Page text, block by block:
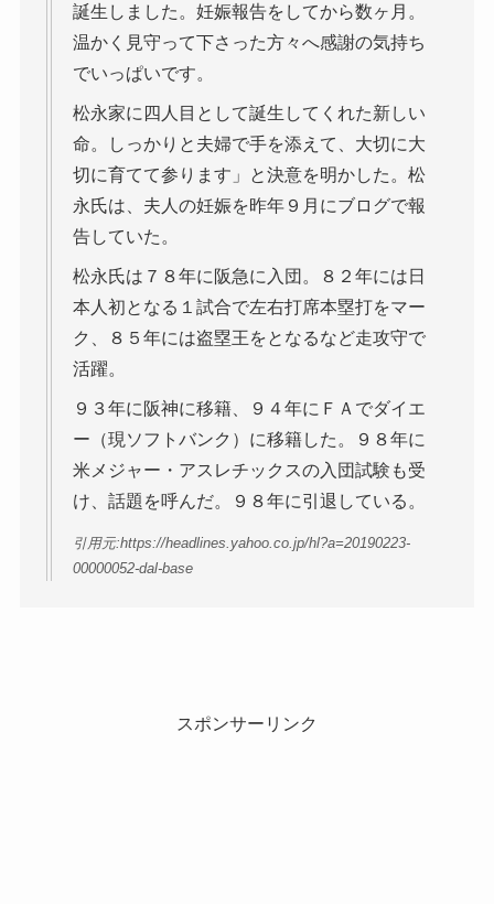
誕生しました。妊娠報告をしてから数ヶ月。
温かく見守って下さった方々へ感謝の気持ち
でいっぱいです。
松永家に四人目として誕生してくれた新しい
命。しっかりと夫婦で手を添えて、大切に大
切に育てて参ります」と決意を明かした。松
永氏は、夫人の妊娠を昨年９月にブログで報
告していた。
松永氏は７８年に阪急に入団。８２年には日
本人初となる１試合で左右打席本塁打をマー
ク、８５年には盗塁王をとなるなど走攻守で
活躍。
９３年に阪神に移籍、９４年にＦＡでダイエ
ー（現ソフトバンク）に移籍した。９８年に
米メジャー・アスレチックスの入団試験も受
け、話題を呼んだ。９８年に引退している。
引用元:https://headlines.yahoo.co.jp/hl?a=20190223-
00000052-dal-base
スポンサーリンク